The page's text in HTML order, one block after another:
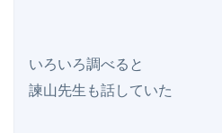
いろいろ調べると
諫山先生も話していた